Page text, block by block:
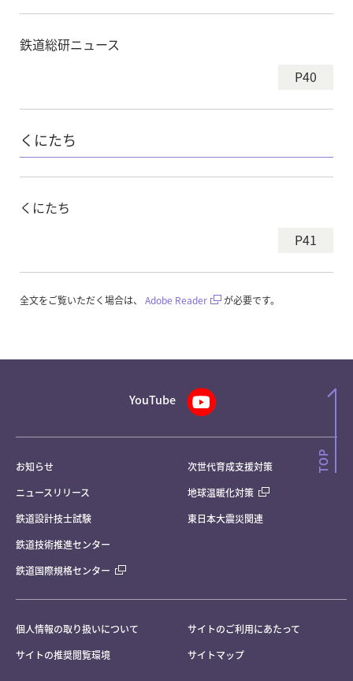
鉄道総研ニュース
P40
くにたち
くにたち
P41
全文をご覧いただく場合は、 Adobe Reader が必要です。
YouTube
お知らせ
ニュースリリース
鉄道設計技士試験
鉄道技術推進センター
鉄道国際規格センター
次世代育成支援対策
地球温暖化対策
東日本大震災関連
個人情報の取り扱いについて
サイトのご利用にあたって
サイトの推奨閲覧環境
サイトマップ